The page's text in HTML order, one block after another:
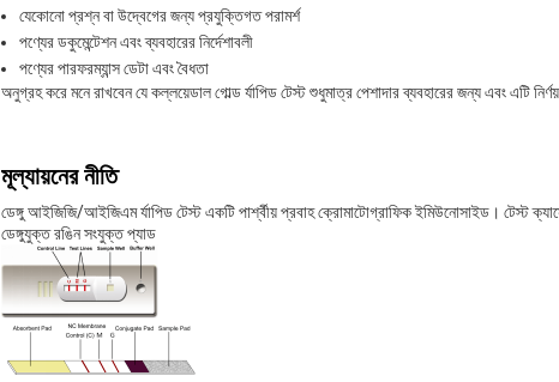
যেকোনো প্রশ্ন বা উদ্বেগের জন্য প্রযুক্তিগত পরামর্শ
পণ্যের ডকুমেন্টেশন এবং ব্যবহারের নির্দেশাবলী
পণ্যের পারফরম্যান্স ডেটা এবং বৈধতা
অনুগ্রহ করে মনে রাখবেন যে কল্লয়েডাল গোল্ড র্যাপিড টেস্ট শুধুমাত্র পেশাদার ব্যবহারের জন্য এবং এটি
মূল্যায়নের নীতি
ডেঙ্গু আইজিজি/আইজিএম র্যাপিড টেস্ট একটি পার্শ্বীয় প্রবাহ ক্রোমাটোগ্রাফিক ইমিউনোসাইড। টেস্ট
ডেঙ্গুযুক্ত রঙিন সংযুক্ত প্যাড